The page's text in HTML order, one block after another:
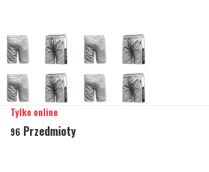
Tylko online
96 Przedmioty